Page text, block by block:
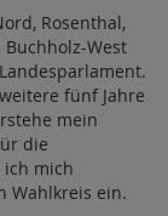
Rosenthal,
West
fünf Jahre
mein
die
mich
Wahlkreis ein.